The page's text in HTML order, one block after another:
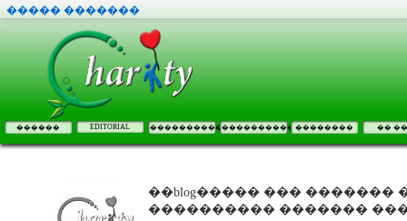
����� �������
������ EDITORIAL �������������������� �������� ��
��blog����� ��� �������
���������� �������